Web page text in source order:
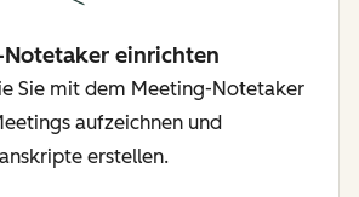
Notetaker einrichten
Sie mit dem Meeting-Notetaker
aufzeichnen und
erstellen.